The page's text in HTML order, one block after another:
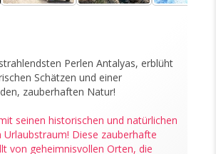
Perlen Antalyas, erblüht
Schätzen und einer
zauberhaften Natur!
seinen historischen und natürlichen
Urlaubstraum! Diese zauberhafte
von geheimnisvollen Orten, die